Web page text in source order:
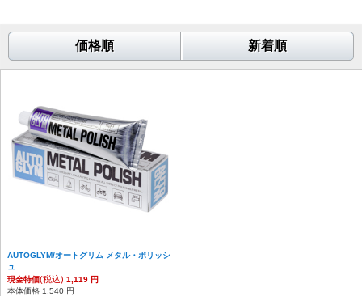
価格順 新着順
AUTOGLYM/オートグリム メタル・ポリッシ
ュ
現金特価(税込) 1,119 円
本体価格 1,540 円